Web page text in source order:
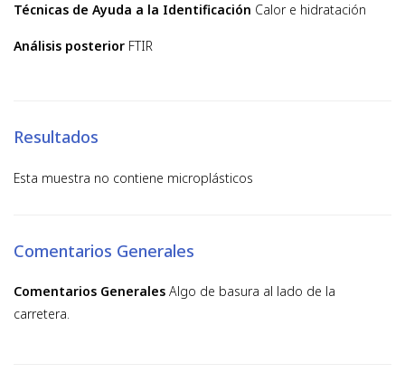
Técnicas de Ayuda a la Identificación Calor e hidratación
Análisis posterior FTIR
Resultados
Esta muestra no contiene microplásticos
Comentarios Generales
Comentarios Generales Algo de basura al lado de la
carretera.